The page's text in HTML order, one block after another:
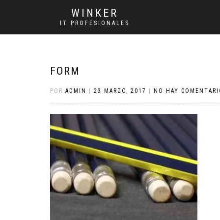
WINKER
IT PROFESIONALES
FORM
POR ADMIN 23 MARZO, 2017 NO HAY